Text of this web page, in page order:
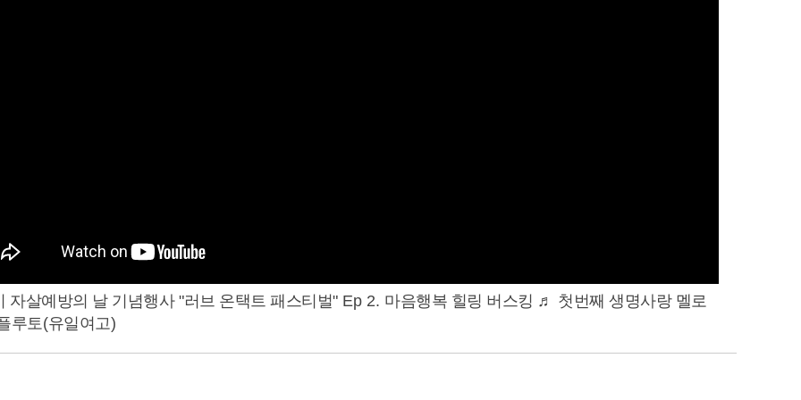
자살예방의 날 기념행사 "러브 온택트 패스티벌" Ep 2. 마음행복 힐링 버스킹 ♬ 첫번째 생명사랑 멜로
루토(유일여고)